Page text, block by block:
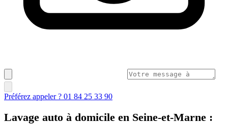
Préférez appeler ? 01 84 25 33 90
Lavage auto à domicile en Seine-et-Marne :